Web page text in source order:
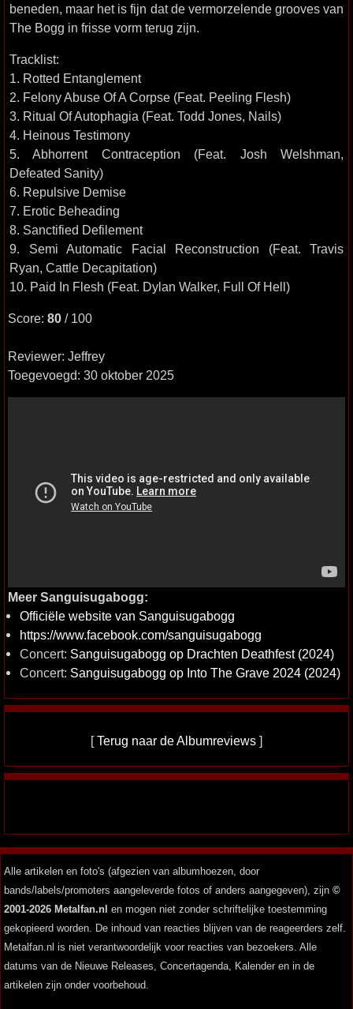
beneden, maar het is fijn dat de vermorzelende grooves van
The Bogg in frisse vorm terug zijn.
Tracklist:
1. Rotted Entanglement
2. Felony Abuse Of A Corpse (Feat. Peeling Flesh)
3. Ritual Of Autophagia (Feat. Todd Jones, Nails)
4. Heinous Testimony
5. Abhorrent Contraception (Feat. Josh Welshman,
Defeated Sanity)
6. Repulsive Demise
7. Erotic Beheading
8. Sanctified Defilement
9. Semi Automatic Facial Reconstruction (Feat. Travis
Ryan, Cattle Decapitation)
10. Paid In Flesh (Feat. Dylan Walker, Full Of Hell)
Score: 80 / 100
Reviewer: Jeffrey
Toegevoegd: 30 oktober 2025
Meer Sanguisugabogg:
Officiële website van Sanguisugabogg
https://www.facebook.com/sanguisugabogg
Concert: Sanguisugabogg op Drachten Deathfest (2024)
Concert: Sanguisugabogg op Into The Grave 2024 (2024)
[Terug naar de Albumreviews ]
Alle artikelen en foto's (afgezien van albumhoezen, door
bands/labels/promoters aangeleverde fotos of anders aangegeven), zijn ©
2001-2026 Metalfan.nl en mogen niet zonder schriftelijke toestemming
gekopieerd worden. De inhoud van reacties blijven van de reageerders zelf.
Metalfan.nl is niet verantwoordelijk voor reacties van bezoekers. Alle
datums van de Nieuwe Releases, Concertagenda, Kalender en in de
artikelen zijn onder voorbehoud.